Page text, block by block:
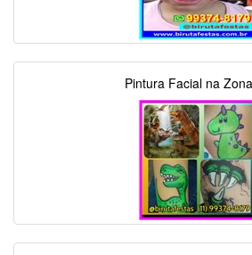
Pintura Facial na